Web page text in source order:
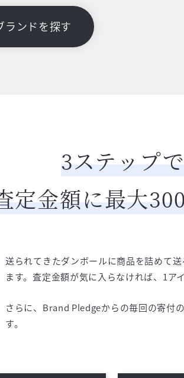
ランドを探す
3ステップ
定金額に最大
送られてきたダンボールに商品を詰めて
ます。査定金額が気に入らなければ、1ア
さらに、Brand Pledgeからの毎回の寄付
す。